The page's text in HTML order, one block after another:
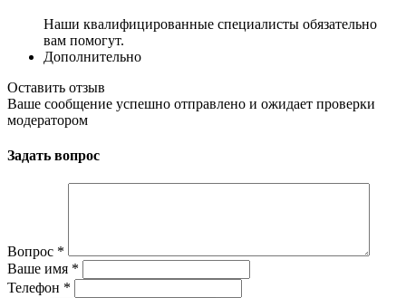
Наши квалифицированные специалисты обязательно
вам помогут.
Дополнительно
Оставить отзыв
Ваше сообщение успешно отправлено и ожидает проверки
модератором
Задать вопрос
Вопрос *
Ваше имя *
Телефон *